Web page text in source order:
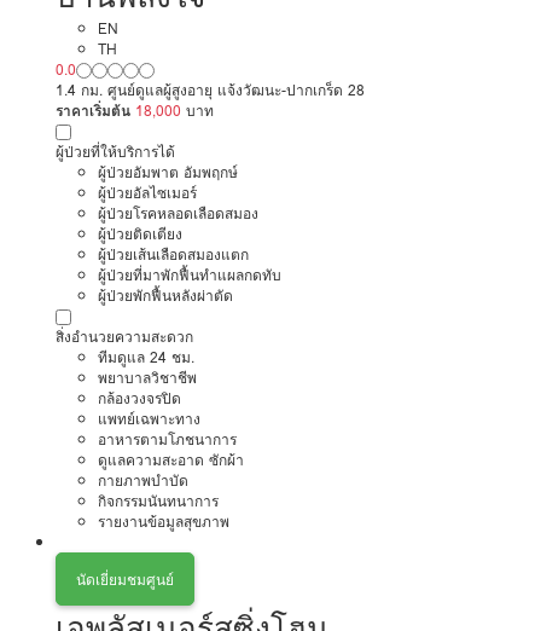
EN
TH
0.0
1.4 กม. ศูนย์ดูแลผู้สูงอายุ แจ้งวัฒนะ-ปากเกร็ด 28
ราคาเริ่มต้น 18,000 บาท
ผู้ป่วยที่ให้บริการได้
ผู้ป่วยอัมพาต อัมพฤกษ์
ผู้ป่วยอัลไซเมอร์
ผู้ป่วยโรคหลอดเลือดสมอง
ผู้ป่วยติดเตียง
ผู้ป่วยเส้นเลือดสมองแตก
ผู้ป่วยที่มาพักฟื้นทำแผลกดทับ
ผู้ป่วยพักฟื้นหลังผ่าตัด
สิ่งอำนวยความสะดวก
ทีมดูแล 24 ชม.
พยาบาลวิชาชีพ
กล้องวงจรปิด
แพทย์เฉพาะทาง
อาหารตามโภชนาการ
ดูแลความสะอาด ซักผ้า
กายภาพบำบัด
กิจกรรมนันทนาการ
รายงานข้อมูลสุขภาพ
นัดเยี่ยมชมศูนย์